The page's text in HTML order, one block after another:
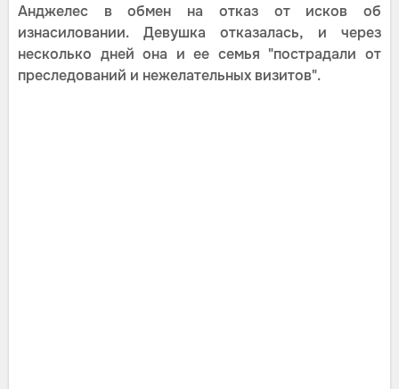
Анджелес в обмен на отказ от исков об
изнасиловании. Девушка отказалась, и через
несколько дней она и ее семья "пострадали от
преследований и нежелательных визитов".